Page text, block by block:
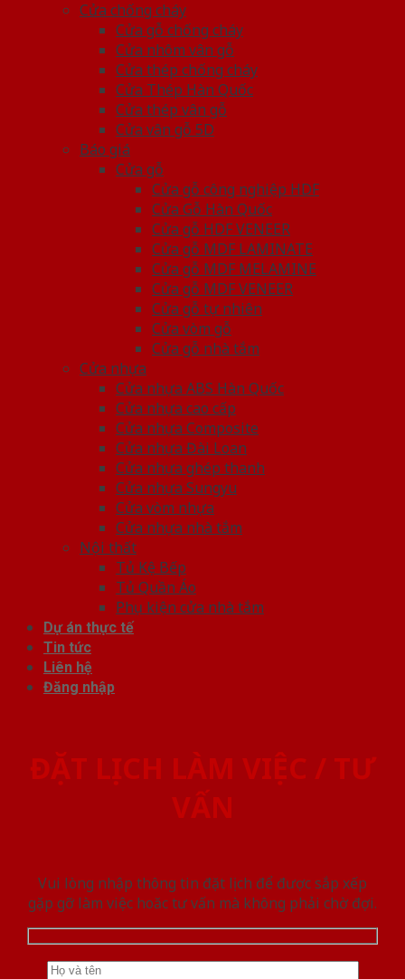
Cửa chống cháy
Cửa gỗ chống cháy
Cửa nhôm vân gỗ
Cửa thép chống cháy
Cửa Thép Hàn Quốc
Cửa thép vân gỗ
Cửa vân gỗ 5D
Báo giá
Cửa gỗ
Cửa gỗ công nghiệp HDF
Cửa Gỗ Hàn Quốc
Cửa gỗ HDF VENEER
Cửa gỗ MDF LAMINATE
Cửa gỗ MDF MELAMINE
Cửa gỗ MDF VENEER
Cửa gỗ tự nhiên
Cửa vòm gỗ
Cửa gỗ nhà tắm
Cửa nhựa
Cửa nhựa ABS Hàn Quốc
Cửa nhựa cao cấp
Cửa nhựa Composite
Cửa nhựa Đài Loan
Cửa nhựa ghép thanh
Cửa nhựa Sungyu
Cửa vòm nhựa
Cửa nhựa nhà tắm
Nội thất
Tủ Kệ Bếp
Tủ Quần Áo
Phụ kiện cửa nhà tắm
Dự án thực tế
Tin tức
Liên hệ
Đăng nhập
ĐẶT LỊCH LÀM VIỆC / TƯ
VẤN
Vui lòng nhập thông tin đặt lịch để được sắp xếp
gặp gỡ làm việc hoăc tư vấn mà không phải chờ đợi.